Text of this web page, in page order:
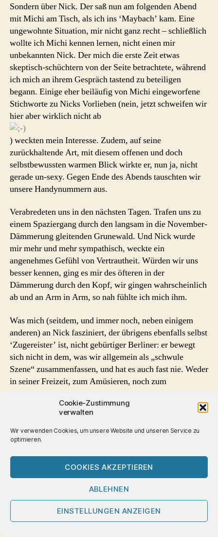
Cookie-Zustimmung
verwalten
Wir verwenden Cookies, um unsere Website und unseren Service zu
optimieren.
COOKIES AKZEPTIEREN
ABLEHNEN
EINSTELLUNGEN ANZEIGEN
Sondern über Nick. Der saß nun am folgenden Abend
mit Michi am Tisch, als ich ins ‘Maybach’ kam. Eine
ungewohnte Situation, mir nicht ganz recht – schließlich
wollte ich Michi kennen lernen, nicht einen mir
unbekannten Nick. Der mich die erste Zeit etwas
skeptisch-schüchtern von der Seite betrachtete, während
ich mich an ihrem Gespräch tastend zu beteiligen
begann. Einige eher beiläufig von Michi eingeworfene
Stichworte zu Nicks Vorlieben (nein, jetzt schweifen wir
hier aber wirklich nicht ab
) weckten mein Interesse. Zudem, auf seine
zurückhaltende Art, mit diesem offenen und doch
selbstbewussten warmen Blick wirkte er, nun ja, nicht
gerade un-sexy. Gegen Ende des Abends tauschten wir
unsere Handynummern aus.
Verabredeten uns in den nächsten Tagen. Trafen uns zu
einem Spaziergang durch den langsam in die November-
Dämmerung gleitenden Grunewald. Und Nick wurde
mir mehr und mehr sympathisch, weckte ein
angenehmes Gefühl von Vertrautheit. Würden wir uns
besser kennen, ging es mir des öfteren in der
Dämmerung durch den Kopf, wir gingen wahrscheinlich
ab und an Arm in Arm, so nah fühlte ich mich ihm.
Was mich (seitdem, und immer noch, neben einigem
anderen) an Nick fasziniert, der übrigens ebenfalls selbst
‘Zugereister’ ist, nicht gebürtiger Berliner: er bewegt
sich nicht in dem, was wir allgemein als „schwule
Szene“ zusammenfassen, und hat es auch fast nie. Weder
in seiner Freizeit, zum Amüsieren, noch zum
ist kein Szene-Hasser, nein er hat einfach das Gefühl sie
nicht zu brauchen. Sein schwules Leben spielt sich im
Privaten ab, Kennenlernen in Bekanntenkreisen und
durch Empfehlung („wenn du in … bist, ruf gern mal
den … an, der steht auch auf … und könnt zu dir
passen“). Und weil sich das nun furchtbar bieder,
langweilig, versteckt anhören könnte: nein, weit gefehlt,
der Nick ist, soweit ich ihn bisher kennen gelernt habe,
ein offener, selbstbewusster schwuler emanzipierter
Mann (und gern, das wollen Sie sicherlich gar nicht